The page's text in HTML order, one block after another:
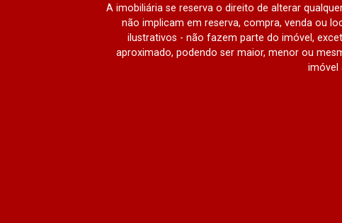
A imobiliária se reserva o direito de alterar
não implicam em reserva, compra, venda ou
ilustrativos - não fazem parte do imóvel,
aproximado, podendo ser maior, menor ou
imóvel